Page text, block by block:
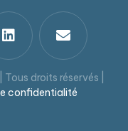
droits réservés |
confidentialité